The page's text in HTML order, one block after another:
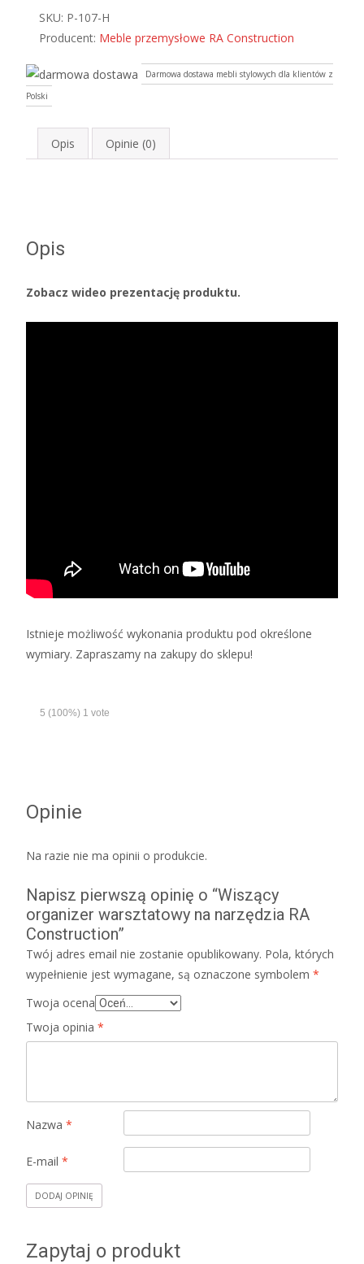
SKU: P-107-H
Producent: Meble przemysłowe RA Construction
Darmowa dostawa mebli stylowych dla klientów z
Polski
Opis Opinie (0)
Opis
Zobacz wideo prezentację produktu.
Istnieje możliwość wykonania produktu pod określone
wymiary. Zapraszamy na zakupy do sklepu!
5 (100%) 1 vote
Opinie
Na razie nie ma opinii o produkcie.
Napisz pierwszą opinię o “Wiszący
organizer warsztatowy na narzędzia RA
Construction”
Twój adres email nie zostanie opublikowany. Pola, których
wypełnienie jest wymagane, są oznaczone symbolem *
Twoja ocena
Twoja opinia *
Nazwa *
E-mail *
Zapytaj o produkt